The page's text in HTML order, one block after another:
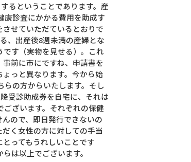
るということであります。産
康診査にかかる費用を助成す
せていただているとおりで
、出産後8週未満の産婦とな
す（実物を見せる）。これ
前に市にですね、申請書を
っと異なります。今から始
の方からいたします。そし
受診助成券を自宅に、それは
ざいます。それぞれの保健
ので、即日発行できないの
く女性の方に対しての手当
ってもうれしいことです
は以上でございます。